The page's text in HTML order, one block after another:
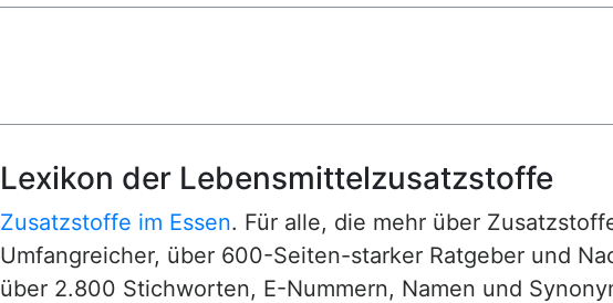
Lexikon der Lebensmittelzusatzstoffe
Zusatzstoffe im Essen. Für alle, die mehr über
Umfangreicher, über 600-Seiten-starker Ratgeber und
über 2.800 Stichworten, E-Nummern, Namen und